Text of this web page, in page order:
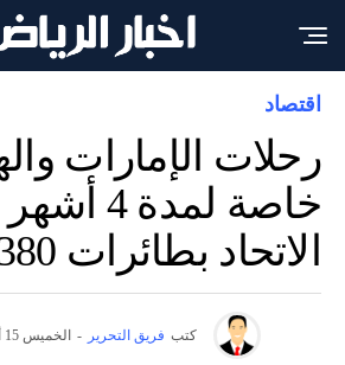
اقتصاد
رحلات الإمارات
خاصة
الاتحاد بطائرات A380 – أخبار
كتب فريق التحرير - الخميس 15 أغسطس 8:52 ص